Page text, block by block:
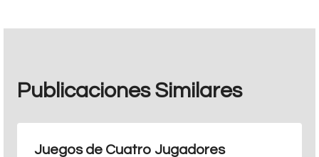
Publicaciones Similares
Juegos de Cuatro Jugadores